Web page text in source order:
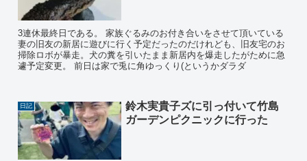
3連休最終日である。 家族ぐるみのお付き合いをさせて頂いている
妻の旧友の新居に遊びに行く予定だったのだけれども、旧友宅のお
掃除ロボが暴走。犬の糞を引いたまま新居内を爆走したがために急
遽予定変更。 前日は家で兎に角ゆっくり(というかダラダ
日記
鈴木実貴子ズに引っ付いて竹島
ガーデンピクニックに行った